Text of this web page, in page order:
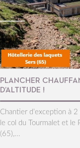
PLANCHER
D’ALTITUDE !
Chantier d’exception à
le col du Tourmalet et le
(65),...